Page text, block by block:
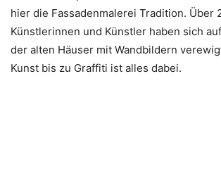
hier die Fassadenmalerei Tradition. Über
Künstlerinnen und Künstler haben sich
der alten Häuser mit Wandbildern
Kunst bis zu Graffiti ist alles dabei.